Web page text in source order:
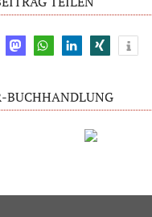
BUCHHANDLUNG